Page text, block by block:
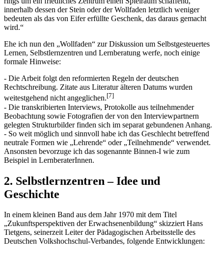
innerhalb dessen der Stein oder der Wollfaden letztlich weniger
bedeuten als das von Eifer erfüllte Geschenk, das daraus gemacht
wird.“
Ehe ich nun den „Wollfaden“ zur Diskussion um Selbstgesteuertes
Lernen, Selbstlernzentren und Lernberatung werfe, noch einige
formale Hinweise:
- Die Arbeit folgt den reformierten Regeln der deutschen
Rechtschreibung. Zitate aus Literatur älteren Datums wurden
weitestgehend nicht angeglichen.[7]
- Die transkribierten Interviews, Protokolle aus teilnehmender
Beobachtung sowie Fotografien der von den Interviewpartnern
gelegten Strukturbilder finden sich im separat gebundenen Anhang.
- So weit möglich und sinnvoll habe ich das Geschlecht betreffend
neutrale Formen wie „Lehrende“ oder „Teilnehmende“ verwendet.
Ansonsten bevorzuge ich das sogenannte Binnen-I wie zum
Beispiel in LernberaterInnen.
2. Selbstlernzentren – Idee und
Geschichte
In einem kleinen Band aus dem Jahr 1970 mit dem Titel
„Zukunftsperspektiven der Erwachsenenbildung“ skizziert Hans
Tietgens, seinerzeit Leiter der Pädagogischen Arbeitsstelle des
Deutschen Volkshochschul-Verbandes, folgende Entwicklungen: